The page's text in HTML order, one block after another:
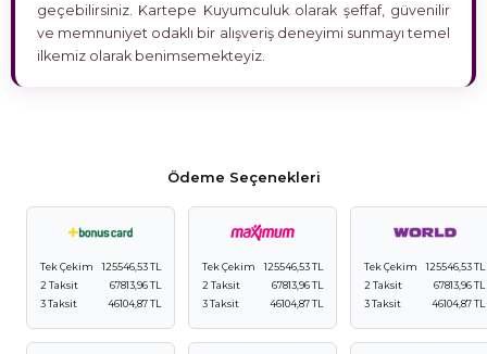
geçebilirsiniz. Kartepe Kuyumculuk olarak şeffaf, güvenilir
ve memnuniyet odaklı bir alışveriş deneyimi sunmayı temel
ilkemiz olarak benimsemekteyiz.
Ödeme Seçenekleri
Tek Çekim
125546,53 TL
2 Taksit
67813,96 TL
3 Taksit
46104,87 TL
Tek Çekim
125546,53 TL
2 Taksit
67813,96 TL
3 Taksit
46104,87 TL
Tek Çekim
125546,53 TL
2 Taksit
67813,96 TL
3 Taksit
46104,87 TL